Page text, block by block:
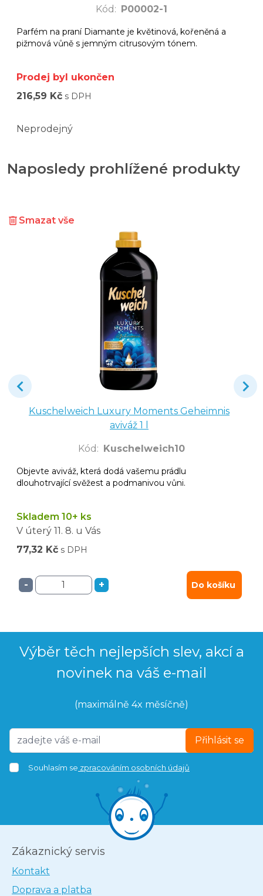
Kód : P00002-1
Parfém na praní Diamante je květinová, kořeněná a
pižmová vůně s jemným citrusovým tónem.
Prodej byl ukončen
216,59 Kč s DPH
Neprodejný
Naposledy prohlížené produkty
Smazat vše
Kuschelweich Luxury Moments Geheimnis
aviváž 1 l
Kód : Kuschelweich10
Objevte aviváž, která dodá vašemu prádlu
dlouhotrvající svěžest a podmanivou vůni.
Skladem 10+ ks
V úterý 11. 8. u Vás
77,32 Kč s DPH
- + Do košíku
Výběr těch nejlepších slev, akcí a
novinek na váš e-mail
(maximálně 4x měsíčně)
Přihlásit se
Souhlasím se zpracováním osobních údajů
Zákaznický servis
Kontakt
Doprava a platba